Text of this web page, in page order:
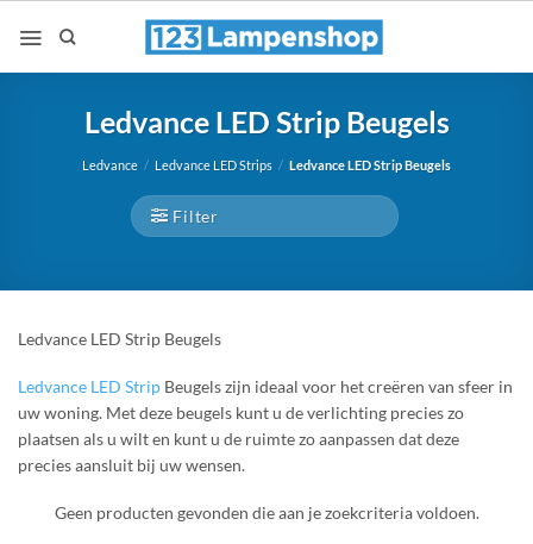
naar
Ledvance LED Strip Beugels
Ledvance / Ledvance LED Strips / Ledvance LED Strip Beugels
Filter
Ledvance LED Strip Beugels
Ledvance LED Strip Beugels zijn ideaal voor het creëren van sfeer in
uw woning. Met deze beugels kunt u de verlichting precies zo
plaatsen als u wilt en kunt u de ruimte zo aanpassen dat deze
precies aansluit bij uw wensen.
Geen producten gevonden die aan je zoekcriteria voldoen.